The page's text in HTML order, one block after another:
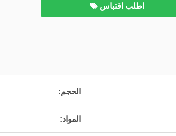
اطلب اقتباس
الحجم:
المواد: